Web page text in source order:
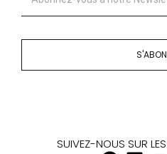
SUIVEZ-NOUS SUR